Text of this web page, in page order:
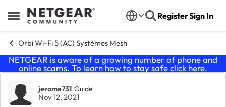
Open Side Menu
Skip to content RegisterSign In
Orbi Wi-Fi 5 (AC) Systèmes Mesh
NETGEAR is aware of a growing number of phone and
online scams. To learn how to stay safe click here.
Forum Discussion
jerome731 Guide
Nov 12, 2021